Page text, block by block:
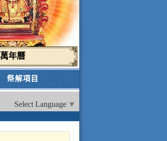
萬年曆
祭解項目
Select Language ▼